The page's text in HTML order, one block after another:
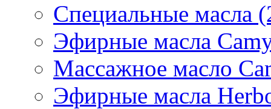
Специальные масла
Эфирные масла
Массажное масло
Эфирные масла